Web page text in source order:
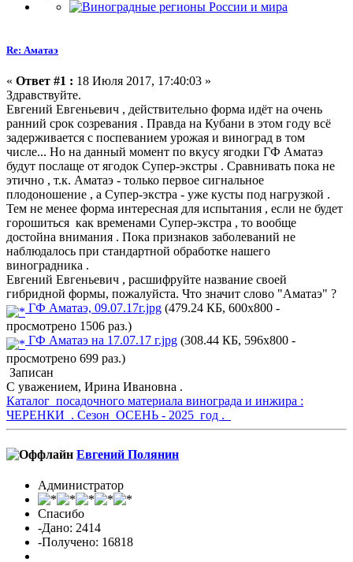
Re: Аматаэ
« Ответ #1 : 18 Июля 2017, 17:40:03 »
Здравствуйте.
Евгений Евгеньевич , действительно форма идёт на очень
ранний срок созревания . Правда на Кубани в этом году всё
задерживается с поспеванием урожая и виноград в том
числе... Но на данный момент по вкусу ягодки ГФ Аматаэ
будут послаще от ягодок Супер-экстры . Сравнивать пока не
этично , т.к. Аматаэ - только первое сигнальное
плодоношение , а Супер-экстра - уже кусты под нагрузкой .
Тем не менее форма интересная для испытания , если не будет
горошиться как временами Супер-экстра , то вообще
достойна внимания . Пока признаков заболеваний не
наблюдалось при стандартной обработке нашего
виноградника .
Евгений Евгеньевич , расшифруйте название своей
гибридной формы, пожалуйста. Что значит слово "Аматаэ" ?
ГФ Аматаэ, 09.07.17г.jpg (479.24 КБ, 600x800 -
просмотрено 1506 раз.)
ГФ Аматаэ на 17.07.17 г.jpg (308.44 КБ, 596x800 -
просмотрено 699 раз.)
Записан
С уважением, Ирина Ивановна .
Каталог посадочного материала винограда и инжира :
ЧЕРЕНКИ . Сезон ОСЕНЬ - 2025 год .
Евгений Полянин
Администратор
Спасибо
-Дано: 2414
-Получено: 16818